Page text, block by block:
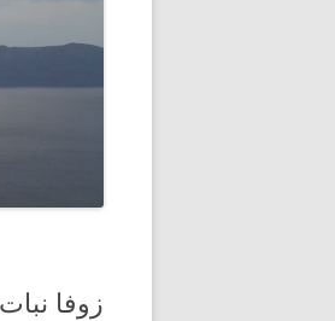
زوفا نبات